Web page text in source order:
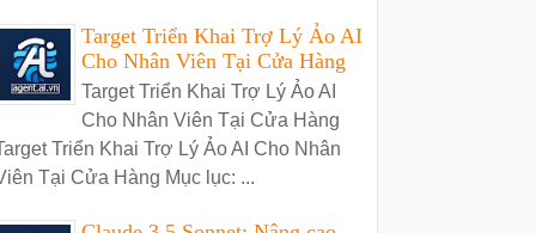
Target Triển Khai Trợ Lý Ảo AI
Cho Nhân Viên Tại Cửa Hàng
Target Triển Khai Trợ Lý Ảo AI
Cho Nhân Viên Tại Cửa Hàng
Triển Khai Trợ Lý Ảo AI Cho Nhân
Tại Cửa Hàng Mục lục: ...